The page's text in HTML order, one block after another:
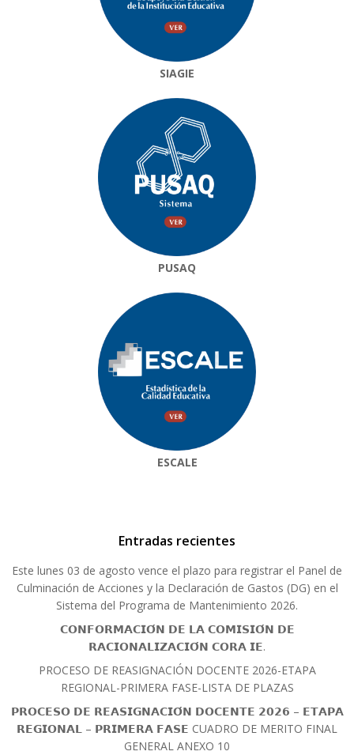
SIAGIE
PUSAQ
ESCALE
Entradas recientes
Este lunes 03 de agosto vence el plazo para registrar el Panel de
Culminación de Acciones y la Declaración de Gastos (DG) en el
Sistema del Programa de Mantenimiento 2026.
𝗖𝗢𝗡𝗙𝗢𝗥𝗠𝗔𝗖𝗜𝗢́𝗡 𝗗𝗘 𝗟𝗔 𝗖𝗢𝗠𝗜𝗦𝗜𝗢́𝗡 𝗗𝗘
𝗥𝗔𝗖𝗜𝗢𝗡𝗔𝗟𝗜𝗭𝗔𝗖𝗜𝗢́𝗡 𝗖𝗢𝗥𝗔 𝗜𝗘.
PROCESO DE REASIGNACIÓN DOCENTE 2026-ETAPA
REGIONAL-PRIMERA FASE-LISTA DE PLAZAS
𝗣𝗥𝗢𝗖𝗘𝗦𝗢 𝗗𝗘 𝗥𝗘𝗔𝗦𝗜𝗚𝗡𝗔𝗖𝗜𝗢́𝗡 𝗗𝗢𝗖𝗘𝗡𝗧𝗘 𝟮𝟬𝟮𝟲 – 𝗘𝗧𝗔𝗣𝗔
𝗥𝗘𝗚𝗜𝗢𝗡𝗔𝗟 – 𝗣𝗥𝗜𝗠𝗘𝗥𝗔 𝗙𝗔𝗦𝗘 CUADRO DE MERITO FINAL
GENERAL ANEXO 10